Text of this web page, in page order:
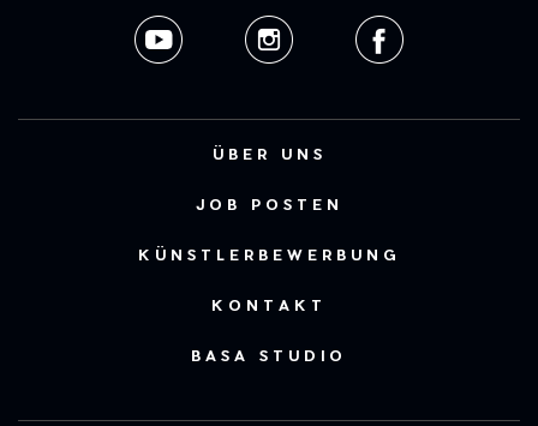
ÜBER UNS
JOB POSTEN
KÜNSTLERBEWERBUNG
KONTAKT
BASA STUDIO